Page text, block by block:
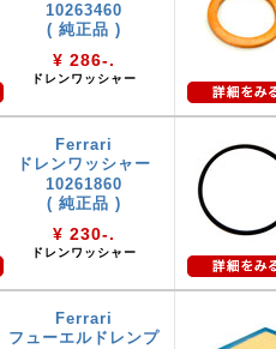
10263460
( 純正品 )
¥ 286-.
ドレンワッシャー
Ferrari
ドレンワッシャー
10261860
( 純正品 )
¥ 230-.
ドレンワッシャー
Ferrari
フューエルドレンプ